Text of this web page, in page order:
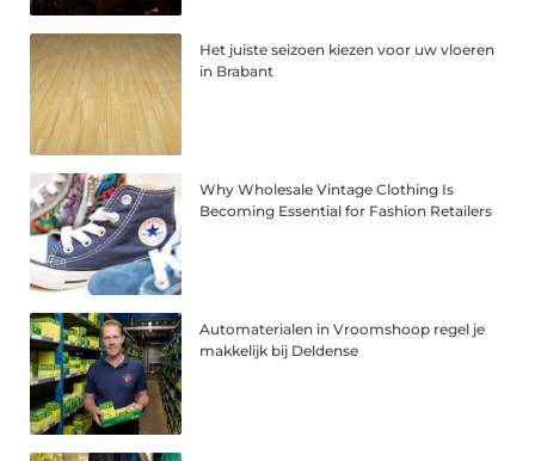
Het juiste seizoen kiezen voor uw vloeren
in Brabant
Why Wholesale Vintage Clothing Is
Becoming Essential for Fashion Retailers
Automaterialen in Vroomshoop regel je
makkelijk bij Deldense